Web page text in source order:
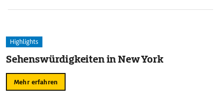
Highlights
Sehenswürdigkeiten in New York
Mehr erfahren